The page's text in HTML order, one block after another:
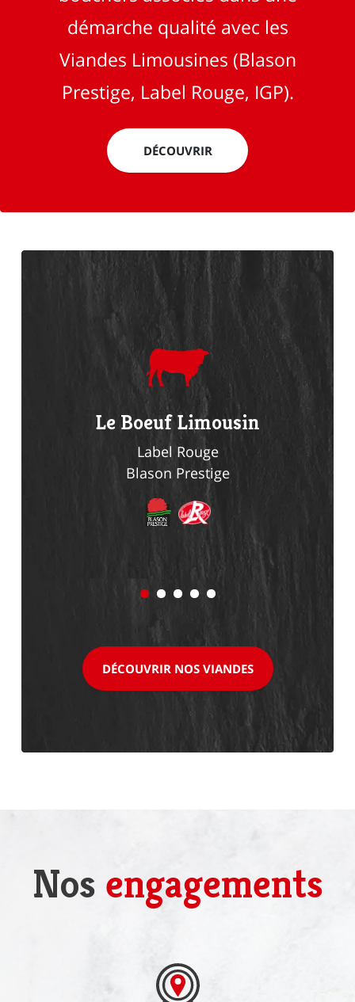
démarche qualité avec les
Viandes Limousines (Blason
Prestige, Label Rouge, IGP).
DÉCOUVRIR
Le Boeuf Limousin
Label Rouge
Blason Prestige
DÉCOUVRIR NOS VIANDES
Nos engagements